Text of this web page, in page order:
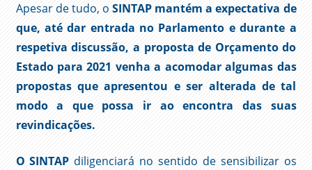
Apesar de tudo, o SINTAP mantém a expectativa de
que, até dar entrada no Parlamento e durante a
respetiva discussão, a proposta de Orçamento do
Estado para 2021 venha a acomodar algumas das
propostas que apresentou e ser alterada de tal
modo a que possa ir ao encontra das suas
revindicações.
O SINTAP diligenciará no sentido de sensibilizar os